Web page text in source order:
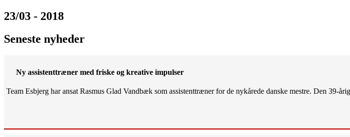
23/03 - 2018
Seneste nyheder
Ny assistenttræner med friske og kreative impulser
Team Esbjerg har ansat Rasmus Glad Vandbæk som assistenttræner for de nykårede danske mestre. Den 39-